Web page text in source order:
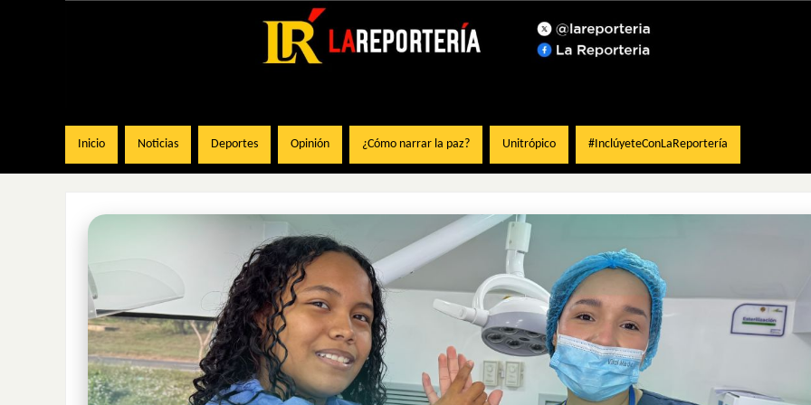
Inicio Noticias Deportes Opinión ¿Cómo narrar la paz? Unitrópico #InclúyeteConLaReportería